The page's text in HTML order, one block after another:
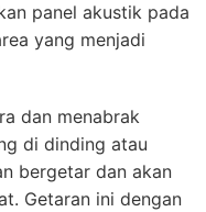
panel akustik pada
yang menjadi
dan menabrak
di dinding atau
bergetar dan akan
Getaran ini dengan